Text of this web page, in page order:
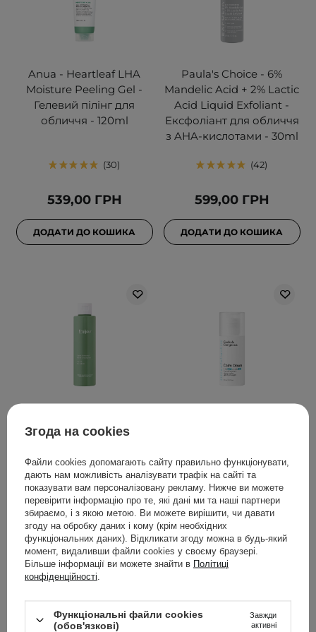
Anua - Heartleaf LHA
Moisture Peeling Gel -
Гелевий пілінг для
обличчя - 120ml
30
539,00 ГРН
ДОДАТИ ДО КОШИКА
Paula's Choice - 6%
Mandelic Acid + 2% Lactic
Acid Liquid Exfoliant -
Ексфоліант для обличчя
з AHA-кислотами - 30ml
42
599,00 ГРН
ДОДАТИ ДО КОШИКА
Wormwood Enzyme
Ензимна пудра для
обличчя з екстрактом
полину - 80g
5
775,00 ГРН
PHA та BHA - Calm Down
- 30ml
559,00 ГРН
Згода на cookies
Файли cookies допомагають сайту правильно функціонувати,
дають нам можливість аналізувати трафік на сайті та
показувати вам персоналізовану рекламу. Нижче ви можете
перевірити інформацію про те, які дані ми та наші партнери
збираємо, і з якою метою. Ви можете вирішити, чи давати
згоду на обробку даних і кому (крім необхідних
функціональних даних). Відкликати згоду можна в будь-який
момент, видаливши файли cookies у своєму браузері.
Більше інформації ви можете знайти в Політиці
конфіденційності
Функціональні файли cookies
(обов'язкові)
Завжди
активні